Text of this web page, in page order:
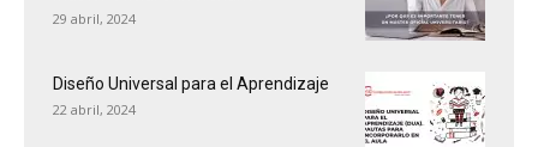
29 abril, 2024
Diseño Universal para el Aprendizaje
22 abril, 2024